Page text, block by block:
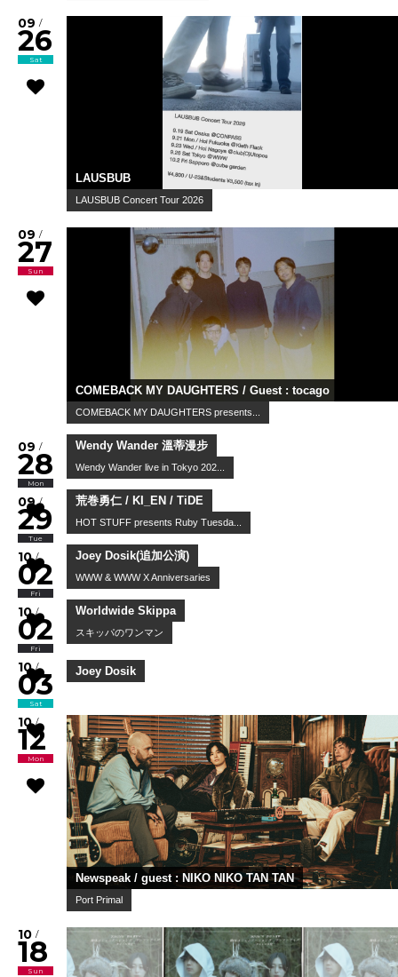
09 /
26
Sat
LAUSBUB
LAUSBUB Concert Tour 2026
09 /
27
Sun
COMEBACK MY DAUGHTERS / Guest : tocago
COMEBACK MY DAUGHTERS presents...
09 /
28
Mon
Wendy Wander 溫蒂漫步
Wendy Wander live in Tokyo 202...
29
Tue
荒巻勇仁 / KI_EN / TiDE
HOT STUFF presents Ruby Tuesda...